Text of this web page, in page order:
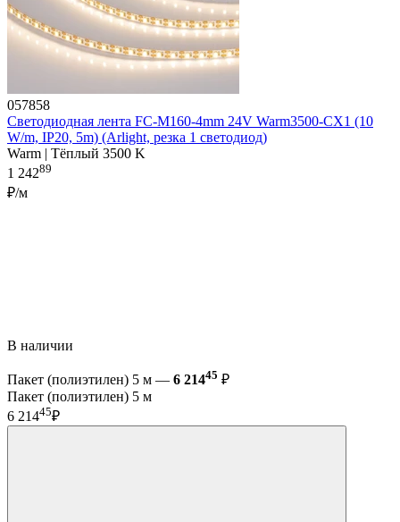
057858
Светодиодная лента FC-M160-4mm 24V Warm3500-CX1 (10
W/m, IP20, 5m) (Arlight, резка 1 светодиод)
Warm | Тёплый 3500 K
1 24289
₽/м
В наличии
Пакет (полиэтилен) 5 м — 6 21445 ₽
Пакет (полиэтилен) 5 м
6 21445₽